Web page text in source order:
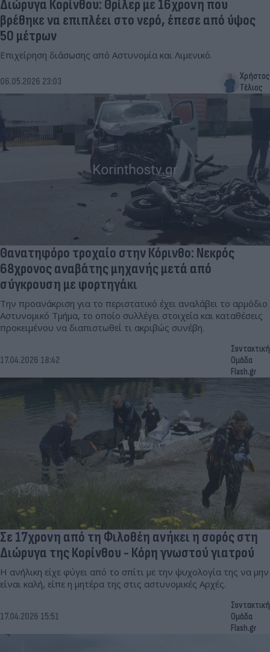
Διώρυγα Κορίνθου: Θρίλερ με 16χρονη που
βρέθηκε να επιπλέει στο νερό, έπεσε από ύψος
50 μέτρων
Επιχείρηση διάσωσης από Αστυνομία και Λιμενικό.
06.05.2026 23:03
Χρήστος
Τέλιος
Θανατηφόρο τροχαίο στην Κόρινθο: Νεκρός
68χρονος αναβάτης μηχανής μετά από
σύγκρουση με φορτηγάκι
Την προανάκριση για το περιστατικό έχει αναλάβει το αρμόδιο
Αστυνομικό Τμήμα, το οποίο συλλέγει στοιχεία και καταθέσεις
προκειμένου να διαπιστωθεί τι ακριβώς συνέβη.
17.04.2026 18:42
Συντακτική
Ομάδα
Flash.gr
Σε 17χρονη από τη Φιλοθέη ανήκει η σορός στη
Διώρυγα της Κορίνθου - Κόρη γνωστού γιατρού
Η ανήλικη είχε φύγει από το σπίτι με την ψυχολογία της να μην
είναι καλή, είπε η μητέρα της στις αστυνομικές Αρχές.
17.04.2026 15:51
Συντακτική
Ομάδα
Flash.gr